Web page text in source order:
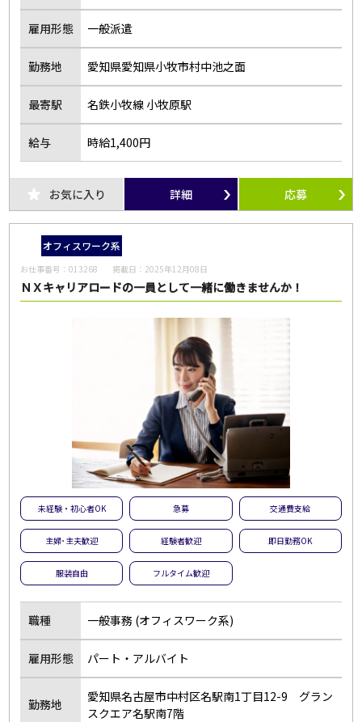
雇用形態 一般派遣
勤務地 愛知県愛知県小牧市村中池之面
最寄駅 名鉄小牧線 小牧原駅
給与 時給1,400円
お気に入り 詳細 応募
オフィスワーク系
お仕事番号：013268 掲載日： 2025年12月08日
ＮＸキャリアロードの一員として一緒に働きませんか！
未経験・初心者OK 急募 交通費支給
主婦･主夫歓迎 経験者歓迎 即日勤務OK
服装自由 フルタイム歓迎
職種 一般事務 (オフィスワーク系)
雇用形態 パート・アルバイト
勤務地
愛知県名古屋市中村区名駅南1丁目12-9 グラン
スクエア名駅南7階